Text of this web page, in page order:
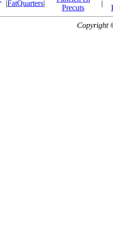
|FatQuarters|
Precuts
|
Copyright